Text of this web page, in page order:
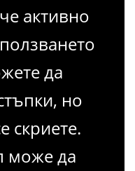
активно
да
но
скриете.
може да